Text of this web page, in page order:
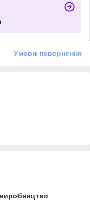
Умови повернення